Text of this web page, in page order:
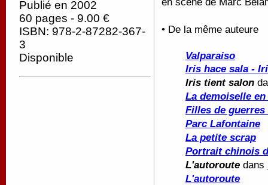
Publié en 2002
60 pages - 9.00 €
ISBN: 978-2-87282-367-
3
Disponible
• De la même auteure
Valparaiso
Iris hace sala -
Iris tient salon
La demoiselle
Filles de guerres
Parc Lafontaine
La petite scrap
Portrait chinois
L'autoroute dans
L'autoroute